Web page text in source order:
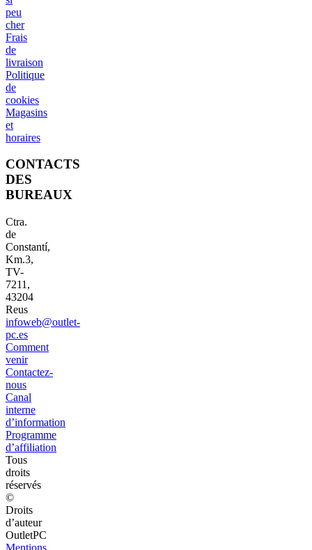
peu
cher
Frais
de
livraison
Politique
de
cookies
Magasins
et
horaires
CONTACTS
DES
BUREAUX
Ctra.
de
Constantí,
Km.3,
TV-
7211,
43204
Reus
infoweb@outlet-
pc.es
Comment
venir
Contactez-
nous
Canal
interne
d’information
Programme
d’affiliation
Tous
droits
réservés
©
Droits
d’auteur
OutletPC